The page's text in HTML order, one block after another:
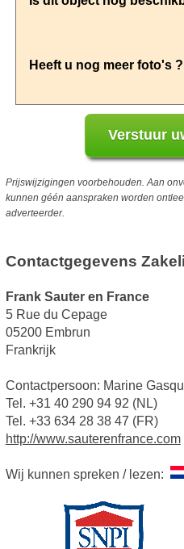
Prijswijzigingen voorbehouden. Aan
kunnen géén aanspraken worden
adverteerder.
Contactgegevens
Frank Sauter en France
5 Rue du Cepage
05200 Embrun
Frankrijk
Contactpersoon: Marine
Tel. +31 40 290 94 92 (NL)
Tel. +33 634 28 38 47 (FR)
http://www.sauterenfrance.com
Wij kunnen spreken / lezen: